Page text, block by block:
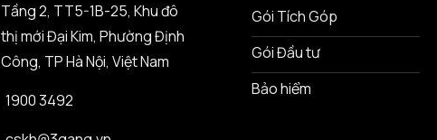
Tầng 2, TT5-1B-25, Khu đô
thị mới Đại Kim, Phường Định
Công, TP Hà Nội, Việt Nam
1900 3492
Gói Tích Góp
Gói Đầu tư
Bảo hiểm